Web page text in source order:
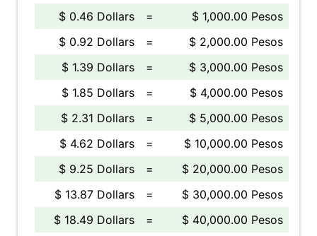
$ 0.46 Dollars =
$ 1,000.00 Pesos
$ 0.92 Dollars
=
$ 2,000.00 Pesos
$ 1.39 Dollars
=
$ 3,000.00 Pesos
$ 1.85 Dollars
=
$ 4,000.00 Pesos
$ 2.31 Dollars
=
$ 5,000.00 Pesos
$ 4.62 Dollars
=
$ 10,000.00 Pesos
$ 9.25 Dollars
=
$ 20,000.00 Pesos
$ 13.87 Dollars
=
$ 30,000.00 Pesos
$ 18.49 Dollars
= $ 40,000.00 Pesos